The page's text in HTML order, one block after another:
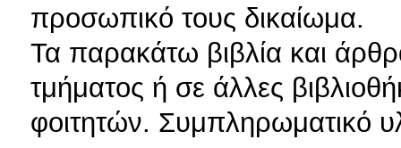
προσωπικό τους δικαίωμα.
Τα παρακάτω βιβλία και
τμήματος ή σε άλλες
φοιτητών. Συμπληρωματικό